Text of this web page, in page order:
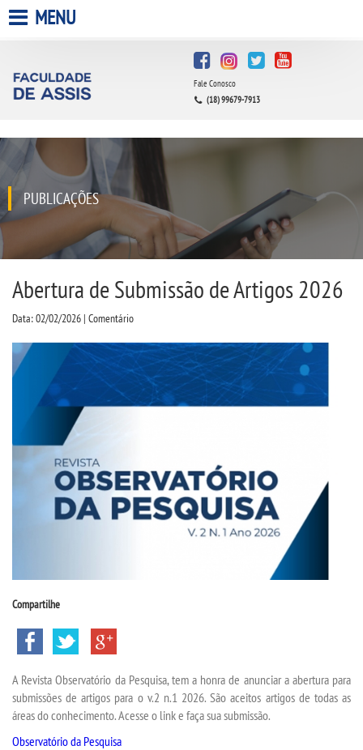
A FACULDADE
QUEM SOMOS
INFRAESTRUTURA
CPA
CPSA
PROUNI
CURSOS
BACHARELADOS
VESTIBULAR
INSCREVA-SE
TRANSFERÊNCIA
MENU
Fale Conosco
(18) 99679-7913
PUBLICAÇÕES
Abertura de Submissão de Artigos 2026
Data: 02/02/2026 | Comentário
Compartilhe
A Revista Observatório da Pesquisa, tem a honra de anunciar a abertura para
submissões de artigos para o v.2 n.1 2026. São aceitos artigos de todas as
áreas do conhecimento. Acesse o link e faça sua submissão.
Observatório da Pesquisa